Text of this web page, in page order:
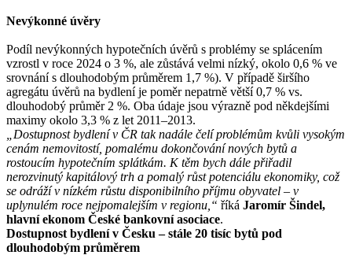
Nevýkonné úvěry
Podíl nevýkonných hypotečních úvěrů s problémy se splácením
vzrostl v roce 2024 o 3 %, ale zůstává velmi nízký, okolo 0,6 % ve
srovnání s dlouhodobým průměrem 1,7 %). V případě širšího
agregátu úvěrů na bydlení je poměr nepatrně větší 0,7 % vs.
dlouhodobý průměr 2 %. Oba údaje jsou výrazně pod někdejšími
maximy okolo 3,3 % z let 2011–2013.
„Dostupnost bydlení v ČR tak nadále čelí problémům kvůli vysokým
cenám nemovitostí, pomalému dokončování nových bytů a
rostoucím hypotečním splátkám. K těm bych dále přiřadil
nerozvinutý kapitálový trh a pomalý růst potenciálu ekonomiky, což
se odráží v nízkém růstu disponibilního příjmu obyvatel – v
uplynulém roce nejpomalejším v regionu,“ říká Jaromír Šindel,
hlavní ekonom České bankovní asociace.
Dostupnost bydlení v Česku – stále 20 tisíc bytů pod
dlouhodobým průměrem